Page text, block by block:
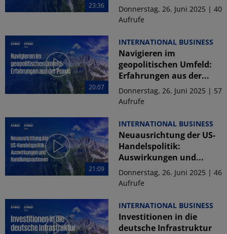
23:36
Donnerstag, 26. Juni 2025 | 40
Aufrufe
20:07
INTERNATIONAL BUSINESS
Navigieren im
geopolitischen Umfeld:
Erfahrungen aus der...
Donnerstag, 26. Juni 2025 | 57
Aufrufe
21:09
INTERNATIONAL BUSINESS
Neuausrichtung der US-
Handelspolitik:
Auswirkungen und...
Donnerstag, 26. Juni 2025 | 46
Aufrufe
INTERNATIONAL BUSINESS
Investitionen in die
deutsche Infrastruktur